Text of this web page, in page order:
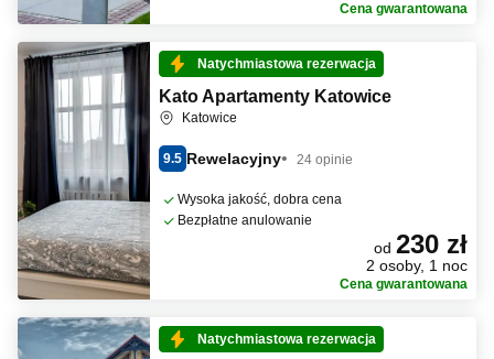
Cena gwarantowana
Natychmiastowa rezerwacja
Kato Apartamenty Katowice
Katowice
9.5 Rewelacyjny 24 opinie
Wysoka jakość, dobra cena
Bezpłatne anulowanie
od 230 zł
2 osoby, 1 noc
Cena gwarantowana
Natychmiastowa rezerwacja